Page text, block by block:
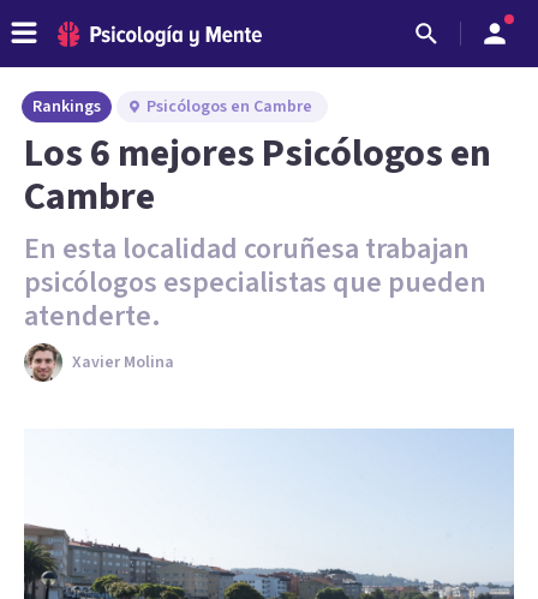
Rankings Psicólogos en Cambre
Los 6 mejores Psicólogos en
Cambre
En esta localidad coruñesa trabajan
psicólogos especialistas que pueden
atenderte.
Xavier Molina